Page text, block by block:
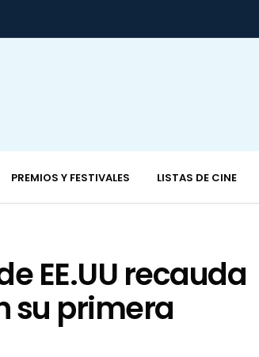
PREMIOS Y FESTIVALES LISTAS DE CINE
EE.UU recauda
su primera